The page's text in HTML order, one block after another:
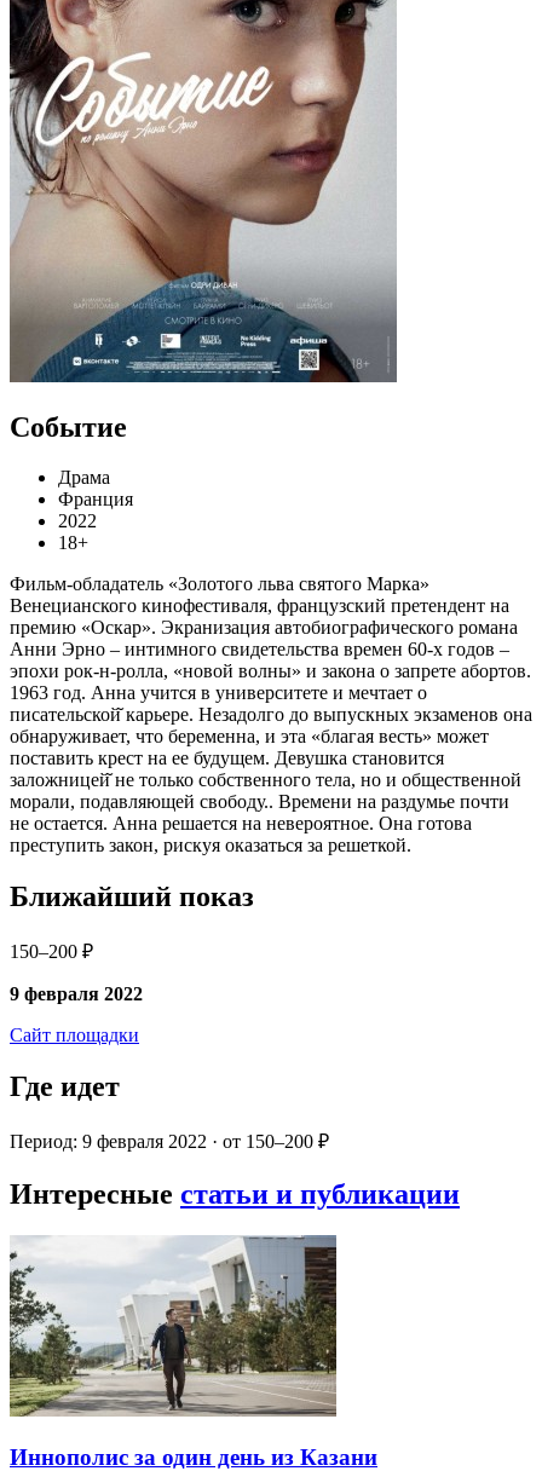
Событие
Драма
Франция
2022
18+
Фильм-обладатель «Золотого льва святого Марка»
Венецианского кинофестиваля, французский претендент на
премию «Оскар». Экранизация автобиографического романа
Анни Эрно – интимного свидетельства времен 60-х годов –
эпохи рок-н-ролла, «новой волны» и закона о запрете абортов.
1963 год. Анна учится в университете и мечтает о
писательской̆ карьере. Незадолго до выпускных экзаменов она
обнаруживает, что беременна, и эта «благая весть» может
поставить крест на ее будущем. Девушка становится
заложницей̆ не только собственного тела, но и общественной
морали, подавляющей свободу.. Времени на раздумье почти
не остается. Анна решается на невероятное. Она готова
преступить закон, рискуя оказаться за решеткой.
Ближайший показ
150–200 ₽
9 февраля 2022
Сайт площадки
Где идет
Период: 9 февраля 2022 · от 150–200 ₽
Интересные статьи и публикации
Иннополис за один день из Казани